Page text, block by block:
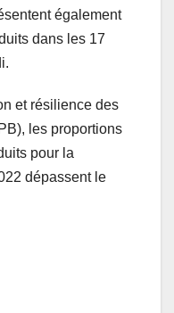
également
dans les 17
et résilience des
les proportions
pour la
dépassent le